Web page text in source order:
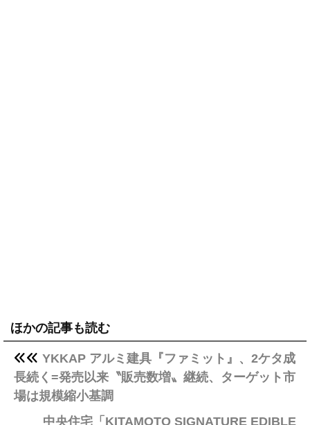
ほかの記事も読む
YKKAP アルミ建具『ファミット』、2ケタ成
長続く=発売以来〝販売数増〟継続、ターゲット市
場は規模縮小基調
中央住宅「KITAMOTO SIGNATURE EDIBLE